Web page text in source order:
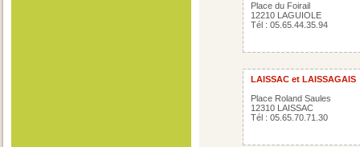
Place du Foirail
12210 LAGUIOLE
Tél : 05.65.44.35.94
LAISSAC et LAISSAGAIS
Place Roland Saules
12310 LAISSAC
Tél : 05.65.70.71.30